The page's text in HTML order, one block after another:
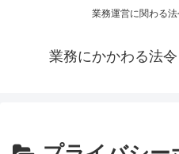
業務運営に関わる
業務にかかわる法